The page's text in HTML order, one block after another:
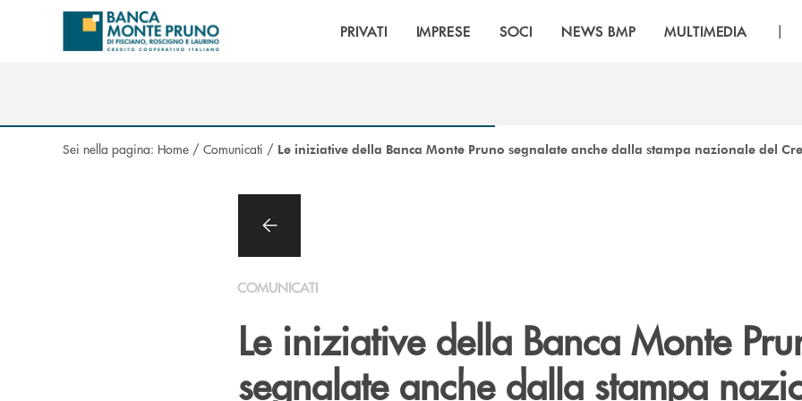
Salta al contenuto principale
PRIVATI IMPRESE SOCI NEWS BMP MULTIMEDIA |
Sei nella pagina: Home / Comunicati / Le iniziative della Banca Monte Pruno segnalate anche dalla stampa nazionale del
COMUNICATI
Le iniziative della Banca Monte
segnalate anche dalla stampa